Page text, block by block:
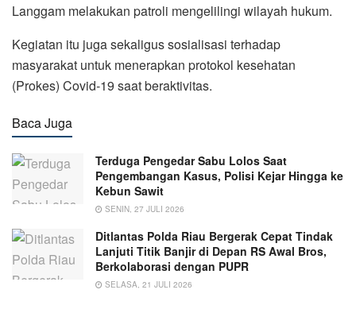
Langgam melakukan patroli mengelilingi wilayah hukum.
Kegiatan itu juga sekaligus sosialisasi terhadap
masyarakat untuk menerapkan protokol kesehatan
(Prokes) Covid-19 saat beraktivitas.
Baca Juga
Terduga Pengedar Sabu Lolos Saat
Pengembangan Kasus, Polisi Kejar Hingga ke
Kebun Sawit
SENIN, 27 JULI 2026
Ditlantas Polda Riau Bergerak Cepat Tindak
Lanjuti Titik Banjir di Depan RS Awal Bros,
Berkolaborasi dengan PUPR
SELASA, 21 JULI 2026